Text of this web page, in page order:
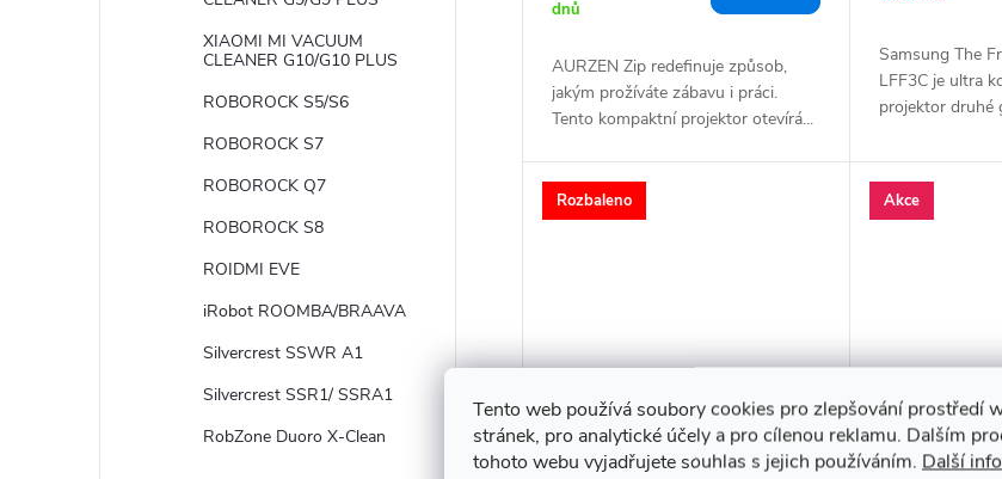
Tento web používá soubory cookies pro zlepšování prostředí
stránek, pro analytické účely a pro cílenou reklamu. Dalším
tohoto webu vyjadřujete souhlas s jejich používáním. Další
XIAOMI MI VACUUM
CLEANER G10/G10 PLUS
ROBOROCK S5/S6
ROBOROCK S7
ROBOROCK Q7
ROBOROCK S8
ROIDMI EVE
iRobot ROOMBA/BRAAVA
Silvercrest SSWR A1
Silvercrest SSR1/ SSRA1
RobZone Duoro X-Clean
dnů
AURZEN Zip redefinuje způsob,
jakým prožíváte zábavu i práci.
Tento kompaktní projektor otevírá...
Samsung The
LFF3C je ultra
projektor druhé
Rozbaleno Akce